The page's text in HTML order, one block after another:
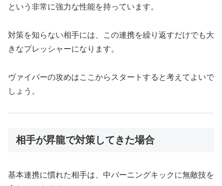
という非常に強力な性能を持っています。
対策を知らない相手には、この連携を繰り返すだけでも大
きなプレッシャーになります。
ヴァイパーの攻めはここからスタートすると考えてよいで
しょう。
相手が昇龍で対策してきた場合
基本連携に慣れた相手は、中バーニングキックに無敵技を